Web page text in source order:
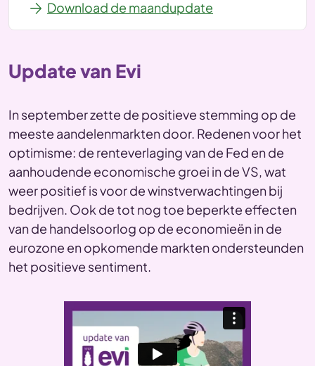
Download de maandupdate
Update van Evi
In september zette de positieve stemming op de
meeste aandelenmarkten door. Redenen voor het
optimisme: de renteverlaging van de Fed en de
aanhoudende economische groei in de VS, wat
weer positief is voor de winstverwachtingen bij
bedrijven. Ook de tot nog toe beperkte effecten
van de handelsoorlog op de economieën in de
eurozone en opkomende markten ondersteunden
het positieve sentiment.